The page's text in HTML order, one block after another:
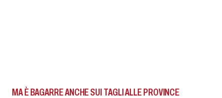
MA È BAGARRE ANCHE SUI TAGLI ALLE PROVINCE